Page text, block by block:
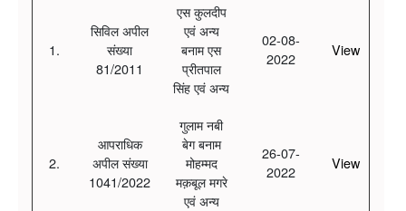
1.
सिविल अपील
संख्या
81/2011
एस कुलदीप
एवं अन्य
बनाम एस
प्रीतपाल
सिंह एवं अन्य
02-08-
2022
View
2.
आपराधिक
अपील संख्या
1041/2022
गुलाम नबी
बेग बनाम
मोहम्मद
मक़बूल मगरे
एवं अन्य
26-07-
2022
View